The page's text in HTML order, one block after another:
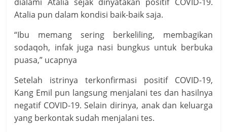
Atalia pun dalam kondisi baik-baik saja.
“Ibu memang sering berkeliling, membagikan
sodaqoh, infak juga nasi bungkus untuk berbuka
puasa,” ucapnya
Setelah istrinya terkonfirmasi positif COVID-19,
Kang Emil pun langsung menjalani tes dan hasilnya
negatif COVID-19. Selain dirinya, anak dan keluarga
yang berkontak sudah menjalani tes.